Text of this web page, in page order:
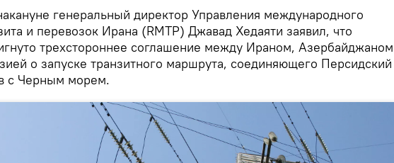
генеральный директор Управления международного
и перевозок Ирана (RMTP) Джавад Хедаяти заявил, что
трехстороннее соглашение между Ираном, Азербайджаном
о запуске транзитного маршрута, соединяющего Персидский
с Черным морем.